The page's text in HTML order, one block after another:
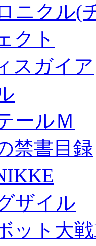
ニクル(
クト
スガイア
ールＭ
禁書目録
ザイル
ット大